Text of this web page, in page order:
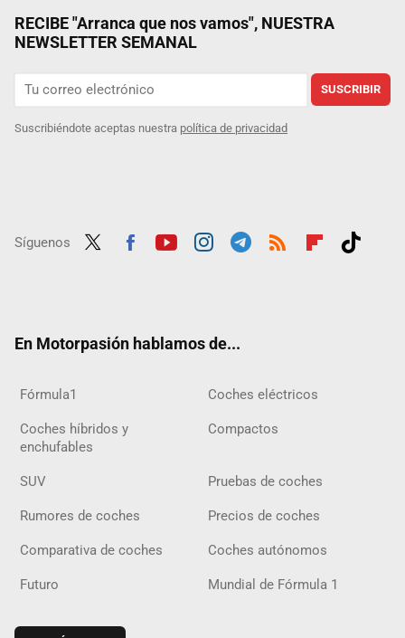
RECIBE "Arranca que nos vamos", NUESTRA
NEWSLETTER SEMANAL
SUSCRIBIR
Suscribiéndote aceptas nuestra política de privacidad
Síguenos
En Motorpasión hablamos de...
Fórmula1 Coches eléctricos
Coches híbridos y
enchufables
Compactos
SUV Pruebas de coches
Rumores de coches Precios de coches
Comparativa de coches Coches autónomos
Futuro Mundial de Fórmula 1